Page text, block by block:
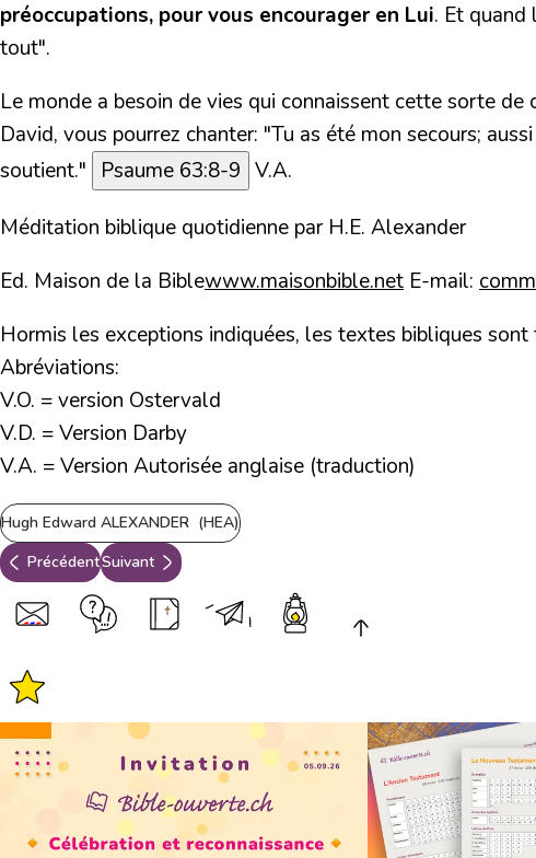
préoccupations, pour vous encourager en Lui. Et quand
tout".
Le monde a besoin de vies qui connaissent cette sorte
David, vous pourrez chanter: "Tu as été mon secours;
soutient."
Psaume 63:8-9 V.A.
Méditation biblique quotidienne par H.E. Alexander
Ed. Maison de la Biblewww.maisonbible.net E-mail:
Hormis les exceptions indiquées, les textes bibliques
Abréviations:
V.O. = version Ostervald
V.D. = Version Darby
V.A. = Version Autorisée anglaise (traduction)
Hugh Edward ALEXANDER (HEA)
PrécédentSuivant